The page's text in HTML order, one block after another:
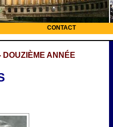
CONTACT
ANNÉE